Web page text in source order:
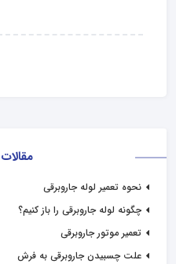
نحوه تعمیر لوله جاروبرقی
چگونه لوله جاروبرقی را باز کنیم؟
تعمیر موتور جاروبرقی
علت چسبیدن جاروبرقی به فرش